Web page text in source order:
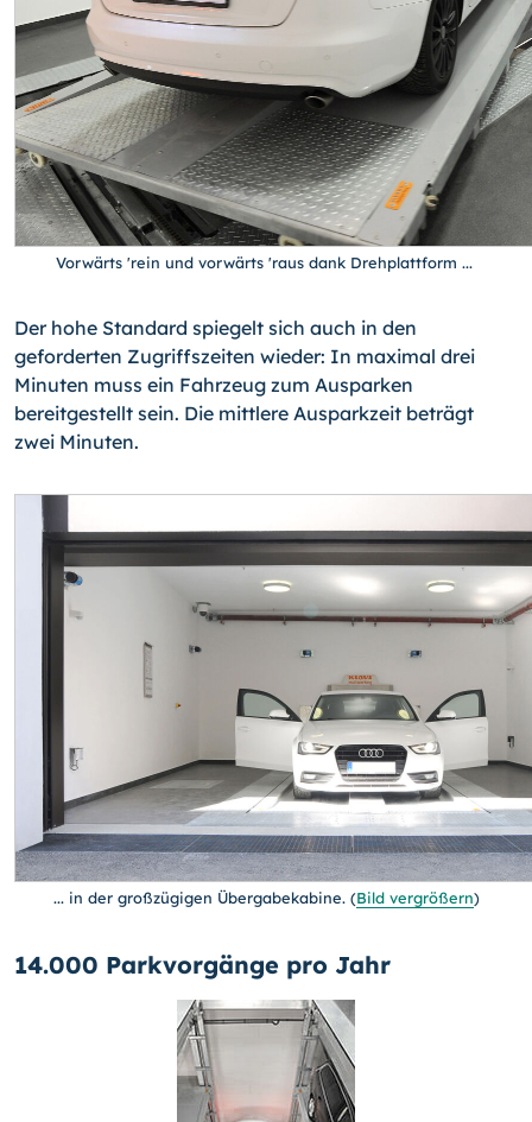
Vorwärts 'rein und vorwärts 'raus dank Drehplattform ...
Der hohe Standard spiegelt sich auch in den
geforderten Zugriffszeiten wieder: In maximal drei
Minuten muss ein Fahrzeug zum Ausparken
bereitgestellt sein. Die mitt­lere Ausparkzeit beträgt
zwei Minuten.
... in der großzügigen Übergabekabine.(Bild vergrößern)
14.000 Parkvorgänge pro Jahr